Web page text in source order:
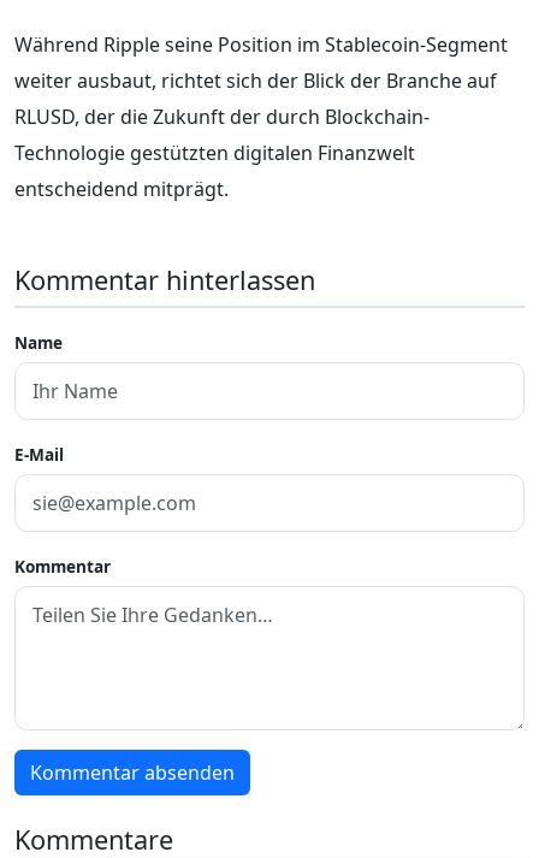
Während Ripple seine Position im Stablecoin-Segment
weiter ausbaut, richtet sich der Blick der Branche auf
RLUSD, der die Zukunft der durch Blockchain-
Technologie gestützten digitalen Finanzwelt
entscheidend mitprägt.
Kommentar hinterlassen
Name
E-Mail
Kommentar
Kommentar absenden
Kommentare